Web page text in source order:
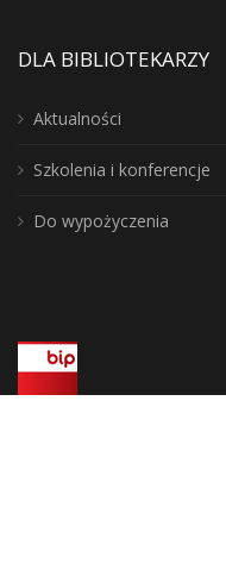
DLA BIBLIOTEKARZY
Aktualności
Szkolenia i konferencje
Do wypożyczenia